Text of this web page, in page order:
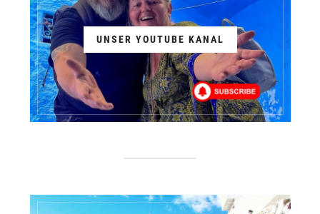
UNSER YOUTUBE KANAL